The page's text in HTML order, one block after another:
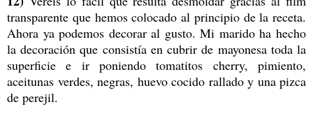
transparente que hemos colocado al principio de la receta.
Ahora ya podemos decorar al gusto. Mi marido ha hecho
la decoración que consistía en cubrir de mayonesa toda la
superficie e ir poniendo tomatitos cherry, pimiento,
aceitunas verdes, negras, huevo cocido rallado y una pizca
de perejil.